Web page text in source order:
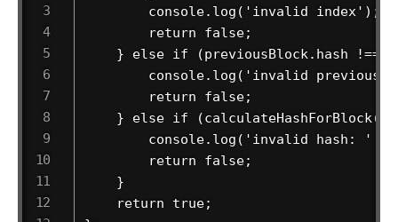
         console.log('invalid index');
         return false;
} else if (previousBlock.hash !==
console.log('invalid
         return false;
} else if
console.log('invalid hash: '
         return false;
     }
     return true;